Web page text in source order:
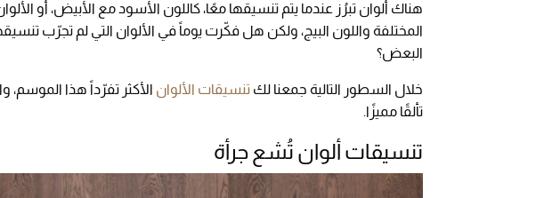
هناك ألوان تبرُز عندما يتم تنسيقها معًا، كاللون الأسود مع الأبيض، أو
المختلفة واللون البيج، ولكن هل فكّرت يوماً في الألوان التي لم تجرّب
البعض؟
خلال السطور التالية جمعنا لك تنسيقات الألوان الأكثر تفرّداً هذا الموسم،
تألقًا مميزًا.
تنسيقات ألوان تُشع جرأة